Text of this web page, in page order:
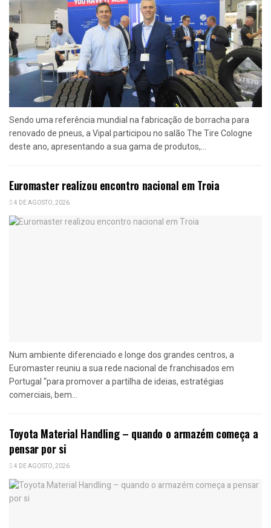
Sendo uma referência mundial na fabricação de borracha para
renovado de pneus, a Vipal participou no salão The Tire Cologne
deste ano, apresentando a sua gama de produtos,...
Euromaster realizou encontro nacional em Troia
4 DE AGOSTO, 2026
Num ambiente diferenciado e longe dos grandes centros, a
Euromaster reuniu a sua rede nacional de franchisados em
Portugal “para promover a partilha de ideias, estratégias
comerciais, bem...
Toyota Material Handling – quando o armazém começa a
pensar por si
4 DE AGOSTO, 2026